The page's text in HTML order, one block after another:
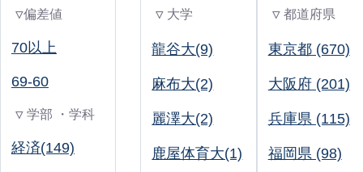
▽偏差値
70以上
69-60
▽ 学部 ・学科
経済(149)
▽ 大学
龍谷大(9)
麻布大(2)
麗澤大(2)
鹿屋体育大(1)
▽ 都道府県
東京都 (670)
大阪府 (201)
兵庫県 (115)
福岡県 (98)